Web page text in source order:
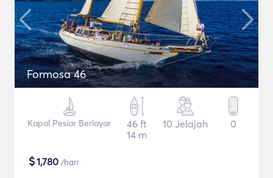
Formosa 46
Kapal Pesiar Berlayar
46 ft
14 m
10 Jelajah 0
$1,780 /hari